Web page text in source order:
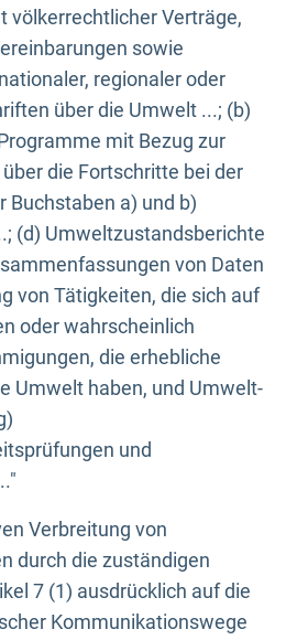
völkerrechtlicher Verträge,
sowie
regionaler oder
über die Umwelt ...; (b)
mit Bezug zur
die Fortschritte bei der
Buchstaben a) und b)
(d) Umweltzustandsberichte
von Daten
von Tätigkeiten, die sich auf
oder wahrscheinlich
die erhebliche
Umwelt haben, und Umwelt-
und
Verbreitung von
durch die zuständigen
7 (1) ausdrücklich auf die
Kommunikationswege